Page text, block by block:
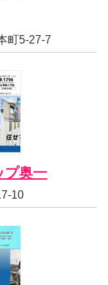
町5-27-7
プ奥一
10